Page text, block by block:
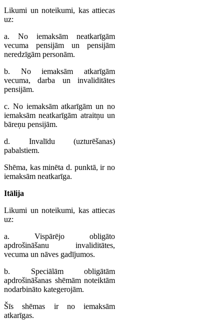
Likumi un noteikumi, kas attiecas
uz:
a. No iemaksām neatkarīgām
vecuma pensijām un pensijām
neredzīgām personām.
b. No iemaksām atkarīgām
vecuma, darba un invaliditātes
pensijām.
c. No iemaksām atkarīgām un no
iemaksām neatkarīgām atraitņu un
bāreņu pensijām.
d. Invalīdu (uzturēšanas)
pabalstiem.
Shēma, kas minēta d. punktā, ir no
iemaksām neatkarīga.
Itālija
Likumi un noteikumi, kas attiecas
uz:
a. Vispārējo obligāto
apdrošināšanu invaliditātes,
vecuma un nāves gadījumos.
b. Speciālām obligātām
apdrošināšanas shēmām noteiktām
nodarbināto kategerojām.
Šīs shēmas ir no iemaksām
atkarīgas.